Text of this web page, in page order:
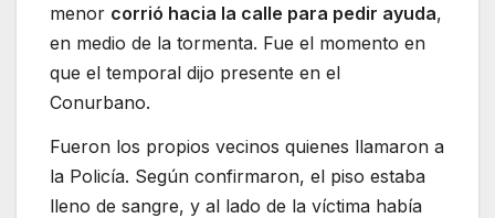
menor corrió hacia la calle para pedir ayuda,
en medio de la tormenta. Fue el momento en
que el temporal dijo presente en el
Conurbano.
Fueron los propios vecinos quienes llamaron a
la Policía. Según confirmaron, el piso estaba
lleno de sangre, y al lado de la víctima había